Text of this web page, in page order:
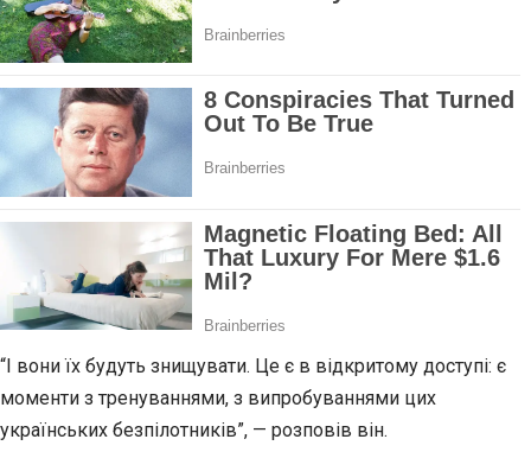
“І вони їх будуть знищувати. Це є в відкритому доступі: є
моменти з тренуваннями, з випробуваннями цих
українських безпілотників”, — розповів він.